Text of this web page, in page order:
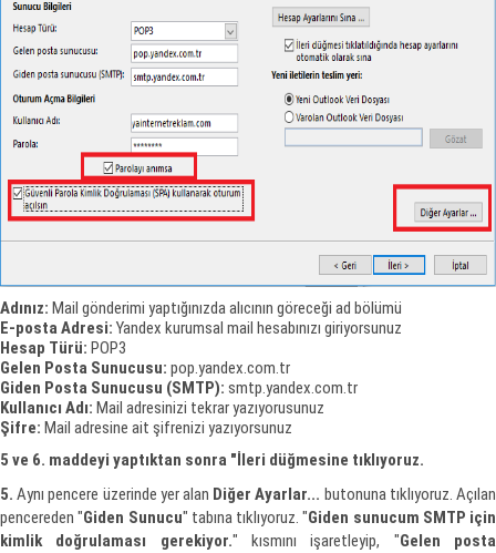
Adınız: Mail gönderimi yaptığınızda alıcının göreceği ad bölümü
E-posta Adresi: Yandex kurumsal mail hesabınızı giriyorsunuz
Hesap Türü: POP3
Gelen Posta Sunucusu: pop.yandex.com.tr
Giden Posta Sunucusu (SMTP): smtp.yandex.com.tr
Kullanıcı Adı: Mail adresinizi tekrar yazıyorusunuz
Şifre: Mail adresine ait şifrenizi yazıyorsunuz
5 ve 6. maddeyi yaptıktan sonra "İleri düğmesine tıklıyoruz.
5. Aynı pencere üzerinde yer alan Diğer Ayarlar... butonuna tıklıyoruz. Açılan
pencereden "Giden Sunucu" tabına tıklıyoruz. "Giden sunucum SMTP için
kimlik doğrulaması gerekiyor." kısmını işaretleyip, "Gelen posta